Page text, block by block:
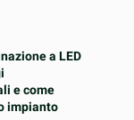
a LED
e come
impianto